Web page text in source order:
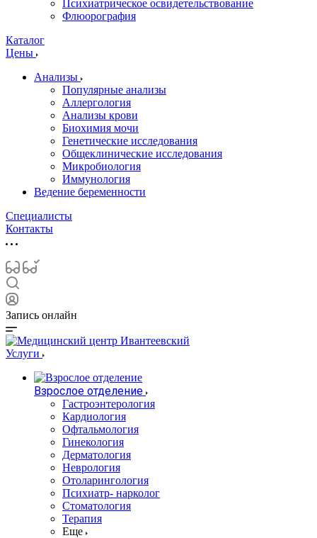
Психиатрическое освидетельствование
Флюорография
Каталог
Цены
Анализы
Популярные анализы
Аллергология
Анализы крови
Биохимия мочи
Генетические исследования
Общеклинические исследования
Микробиология
Иммунология
Ведение беременности
Специалисты
Контакты
Запись онлайн
Услуги
Взрослое отделение
Гастроэнтерология
Кардиология
Офтальмология
Гинекология
Дерматология
Неврология
Отоларингология
Психиатр- нарколог
Стоматология
Терапия
Еще